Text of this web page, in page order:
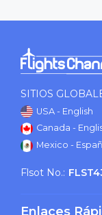
SITIOS
USA - English
Canada -
Mexico -
Flsot No.:
Enlaces